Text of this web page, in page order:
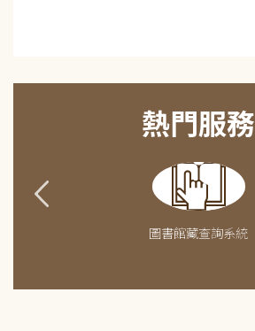
熱門服務
圖書館藏查詢系統